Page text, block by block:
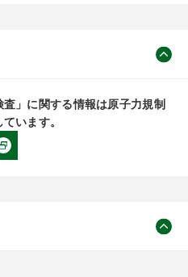
」に関する情報は原子力規制
います。